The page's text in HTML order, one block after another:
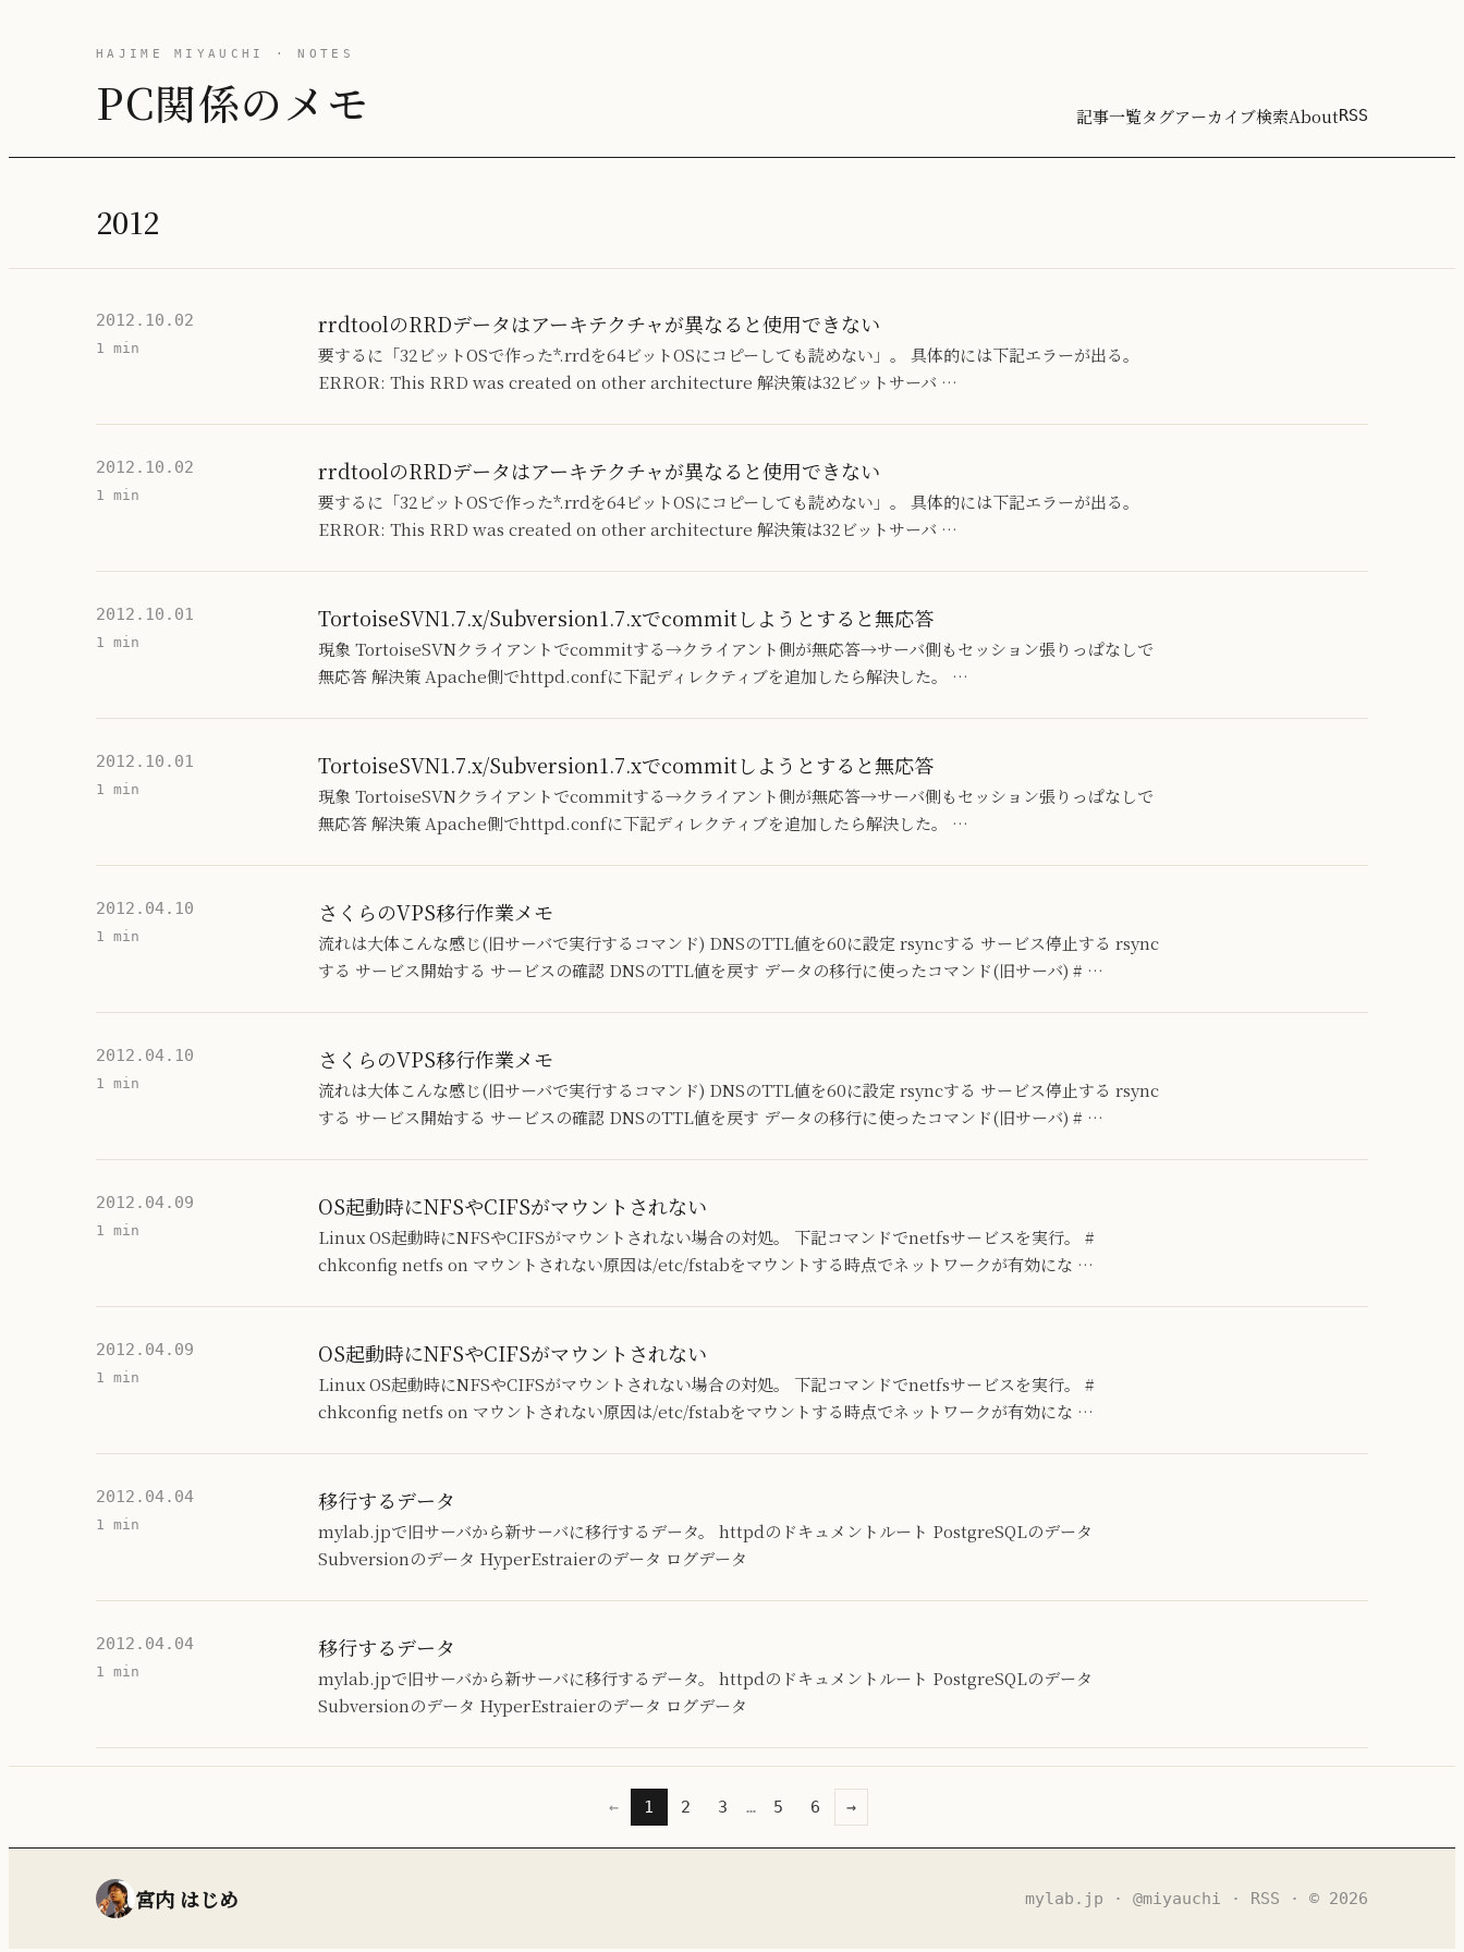
HAJIME MIYAUCHI · NOTES
PC関係のメモ 記事一覧タグアーカイブ検索AboutRSS
2012
2012.10.02
1 min
rrdtoolのRRDデータはアーキテクチャが異なると使用できない
要するに「32ビットOSで作った*.rrdを64ビットOSにコピーしても読めない」。 具体的には下記エラーが出る。
ERROR: This RRD was created on other architecture 解決策は32ビットサーバ …
2012.10.02
1 min
rrdtoolのRRDデータはアーキテクチャが異なると使用できない
要するに「32ビットOSで作った*.rrdを64ビットOSにコピーしても読めない」。 具体的には下記エラーが出る。
ERROR: This RRD was created on other architecture 解決策は32ビットサーバ …
2012.10.01
1 min
TortoiseSVN1.7.x/Subversion1.7.xでcommitしようとすると無応答
現象 TortoiseSVNクライアントでcommitする→クライアント側が無応答→サーバ側もセッション張りっぱなしで
無応答 解決策 Apache側でhttpd.confに下記ディレクティブを追加したら解決した。 …
2012.10.01
1 min
TortoiseSVN1.7.x/Subversion1.7.xでcommitしようとすると無応答
現象 TortoiseSVNクライアントでcommitする→クライアント側が無応答→サーバ側もセッション張りっぱなしで
無応答 解決策 Apache側でhttpd.confに下記ディレクティブを追加したら解決した。 …
2012.04.10
1 min
さくらのVPS移行作業メモ
流れは大体こんな感じ(旧サーバで実行するコマンド) DNSのTTL値を60に設定 rsyncする サービス停止する rsync
する サービス開始する サービスの確認 DNSのTTL値を戻す データの移行に使ったコマンド(旧サーバ) # …
2012.04.10
1 min
さくらのVPS移行作業メモ
流れは大体こんな感じ(旧サーバで実行するコマンド) DNSのTTL値を60に設定 rsyncする サービス停止する rsync
する サービス開始する サービスの確認 DNSのTTL値を戻す データの移行に使ったコマンド(旧サーバ) # …
2012.04.09
1 min
OS起動時にNFSやCIFSがマウントされない
Linux OS起動時にNFSやCIFSがマウントされない場合の対処。 下記コマンドでnetfsサービスを実行。 #
chkconfig netfs on マウントされない原因は/etc/fstabをマウントする時点でネットワークが有効にな …
2012.04.09
1 min
OS起動時にNFSやCIFSがマウントされない
Linux OS起動時にNFSやCIFSがマウントされない場合の対処。 下記コマンドでnetfsサービスを実行。 #
chkconfig netfs on マウントされない原因は/etc/fstabをマウントする時点でネットワークが有効にな …
2012.04.04
1 min
移行するデータ
mylab.jpで旧サーバから新サーバに移行するデータ。 httpdのドキュメントルート PostgreSQLのデータ
Subversionのデータ HyperEstraierのデータ ログデータ
2012.04.04
1 min
移行するデータ
mylab.jpで旧サーバから新サーバに移行するデータ。 httpdのドキュメントルート PostgreSQLのデータ
Subversionのデータ HyperEstraierのデータ ログデータ
← 1 2 3 … 5 6 →
宮内 はじめ mylab.jp · @miyauchi · RSS · © 2026